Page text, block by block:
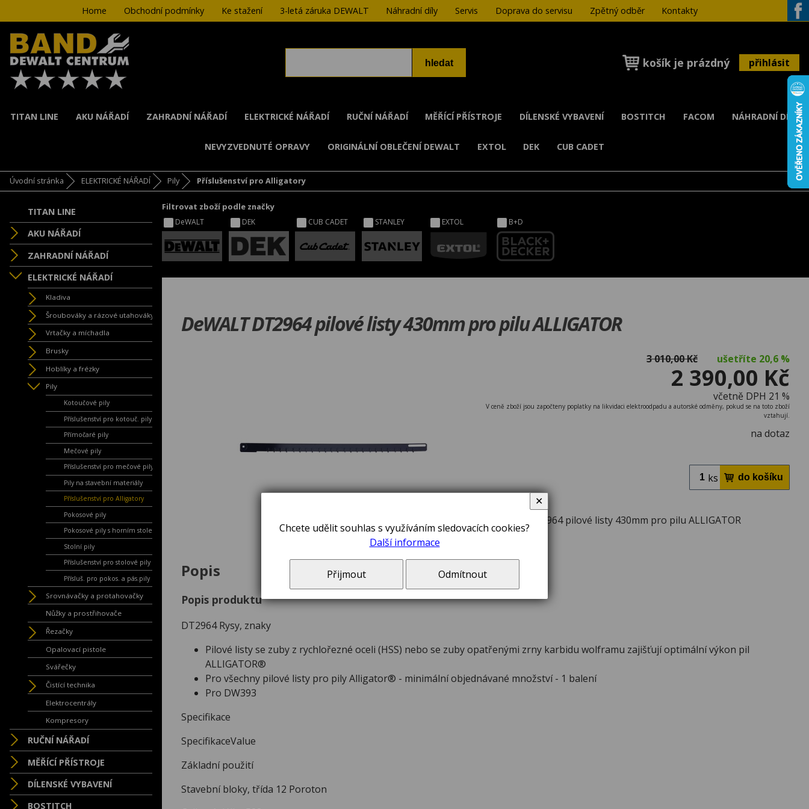
Home Obchodní podmínky Ke stažení 3-letá záruka DEWALT Náhradní díly Servis Doprava do servisu Zpětný odběr
Kontakty
košík je prázdný přihlásit
TITAN LINE AKU NÁŘADÍ ZAHRADNÍ NÁŘADÍ ELEKTRICKÉ NÁŘADÍ RUČNÍ NÁŘADÍ MĚŘÍCÍ PŘÍSTROJE DÍLENSKÉ VYBAVENÍ BOSTITCH FACOM NÁHRADNÍ DÍLY
NEVYZVEDNUTÉ OPRAVY ORIGINÁLNÍ OBLEČENÍ DEWALT EXTOL DEK CUB CADET
Úvodní stránka ELEKTRICKÉ NÁŘADÍ Pily Příslušenství pro Alligatory
TITAN LINE
AKU NÁŘADÍ
ZAHRADNÍ NÁŘADÍ
ELEKTRICKÉ NÁŘADÍ
Kladiva
Šroubováky a rázové utahováky
Vrtačky a míchadla
Brusky
Hoblíky a frézky
Pily
Kotoučové pily
Příslušenství pro kotouč. pily
Přímočaré pily
Mečové pily
Příslušenství pro mečové pily
Pily na stavební materiály
Příslušenství pro Alligatory
Pokosové pily
Pokosové pily s horním stolem
Stolní pily
Příslušenství pro stolové pily
Přísluš. pro pokos. a pás.pily
Srovnávačky a protahovačky
Nůžky a prostřihovače
Řezačky
Opalovací pistole
Svářečky
Čistící technika
Elektrocentrály
Kompresory
RUČNÍ NÁŘADÍ
MĚŘÍCÍ PŘÍSTROJE
DÍLENSKÉ VYBAVENÍ
BOSTITCH
Filtrovat zboží podle značky
DeWALT DEK CUB CADET STANLEY EXTOL B+D
DeWALT DT2964 pilové listy 430mm pro pilu ALLIGATOR
3 010,00 Kč ušetříte 20,6 %
2 390,00 Kč
včetně DPH 21 %
V ceně zboží jsou započteny poplatky na likvidaci elektroodpadu a autorské odměny, pokud se na toto zboží
vztahují.
na dotaz
ks
DeWALT DT2964 pilové listy 430mm pro pilu ALLIGATOR
Popis
Popis produktu
DT2964 Rysy, znaky
Pilové listy se zuby z rychlořezné oceli (HSS) nebo se zuby opatřenými zrny karbidu wolframu zajišťují optimální výkon pil
ALLIGATOR®
Pro všechny pilové listy pro pily Alligator® - minimální objednávané množství - 1 balení
Pro DW393
Specifikace
SpecifikaceValue
Základní použití
Stavební bloky, třída 12 Poroton
Chcete udělit souhlas s využíváním sledovacích cookies?
Další informace
Přijmout Odmítnout
✕